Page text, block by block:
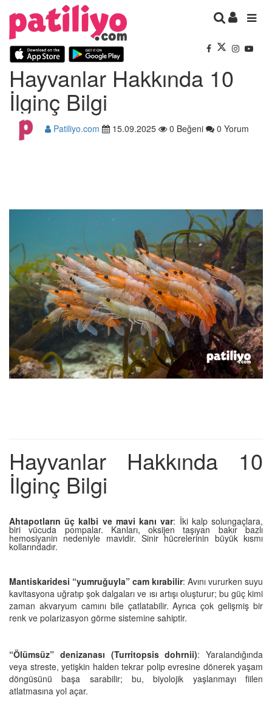
Hayvanlar Hakkında 10
İlginç Bilgi
Patiliyo.com 15.09.2025 0 Beğeni 0 Yorum
Hayvanlar Hakkında 10
İlginç Bilgi
Ahtapotların üç kalbi ve mavi kanı var: İki kalp solungaçlara,
biri vücuda pompalar. Kanları, oksijen taşıyan bakır bazlı
hemosiyanin nedeniyle mavidir. Sinir hücrelerinin büyük kısmı
kollarındadır.
Mantiskaridesi “yumruğuyla” cam kırabilir: Avını vururken suyu
kavitasyona uğratıp şok dalgaları ve ısı artışı oluşturur; bu güç kimi
zaman akvaryum camını bile çatlatabilir. Ayrıca çok gelişmiş bir
renk ve polarizasyon görme sistemine sahiptir.
“Ölümsüz” denizanası (Turritopsis dohrnii): Yaralandığında
veya streste, yetişkin halden tekrar polip evresine dönerek yaşam
döngüsünü başa sarabilir; bu, biyolojik yaşlanmayı fiilen
atlatmasına yol açar.